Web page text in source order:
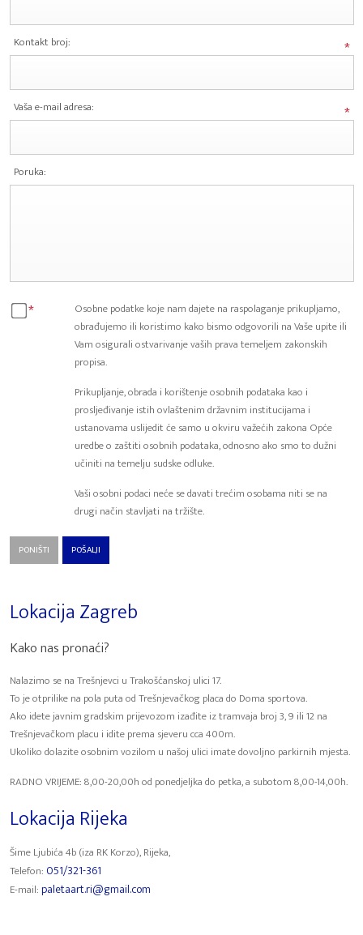
Kontakt broj: *
Vaša e-mail adresa: *
Poruka:
*
Osobne podatke koje nam dajete na raspolaganje prikupljamo,
obrađujemo ili koristimo kako bismo odgovorili na Vaše upite ili
Vam osigurali ostvarivanje vaših prava temeljem zakonskih
propisa.
Prikupljanje, obrada i korištenje osobnih podataka kao i
prosljeđivanje istih ovlaštenim državnim institucijama i
ustanovama uslijedit će samo u okviru važećih zakona Opće
uredbe o zaštiti osobnih podataka, odnosno ako smo to dužni
učiniti na temelju sudske odluke.
Vaši osobni podaci neće se davati trećim osobama niti se na
drugi način stavljati na tržište.
Lokacija Zagreb
Kako nas pronaći?
Nalazimo se na Trešnjevci u Trakošćanskoj ulici 17.
To je otprilike na pola puta od Trešnjevačkog placa do Doma sportova.
Ako idete javnim gradskim prijevozom izađite iz tramvaja broj 3, 9 ili 12 na
Trešnjevačkom placu i idite prema sjeveru cca 400m.
Ukoliko dolazite osobnim vozilom u našoj ulici imate dovoljno parkirnih mjesta.
RADNO VRIJEME: 8,00-20,00h od ponedjeljka do petka, a subotom 8,00-14,00h.
Lokacija Rijeka
Šime Ljubića 4b (iza RK Korzo), Rijeka,
Telefon: 051/321-361
E-mail:paletaart.ri@gmail.com